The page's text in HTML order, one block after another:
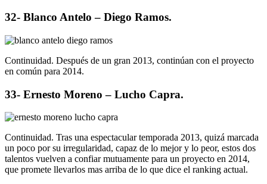
32- Blanco Antelo – Diego Ramos.
Continuidad. Después de un gran 2013, continúan con el proyecto
en común para 2014.
33- Ernesto Moreno – Lucho Capra.
Continuidad. Tras una espectacular temporada 2013, quizá marcada
un poco por su irregularidad, capaz de lo mejor y lo peor, estos dos
talentos vuelven a confiar mutuamente para un proyecto en 2014,
que promete llevarlos mas arriba de lo que dice el ranking actual.